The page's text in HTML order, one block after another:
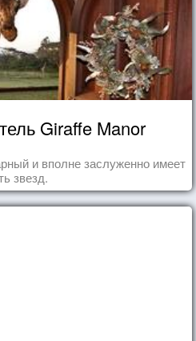
Giraffe Manor
и вполне заслуженно имеет
звезд.